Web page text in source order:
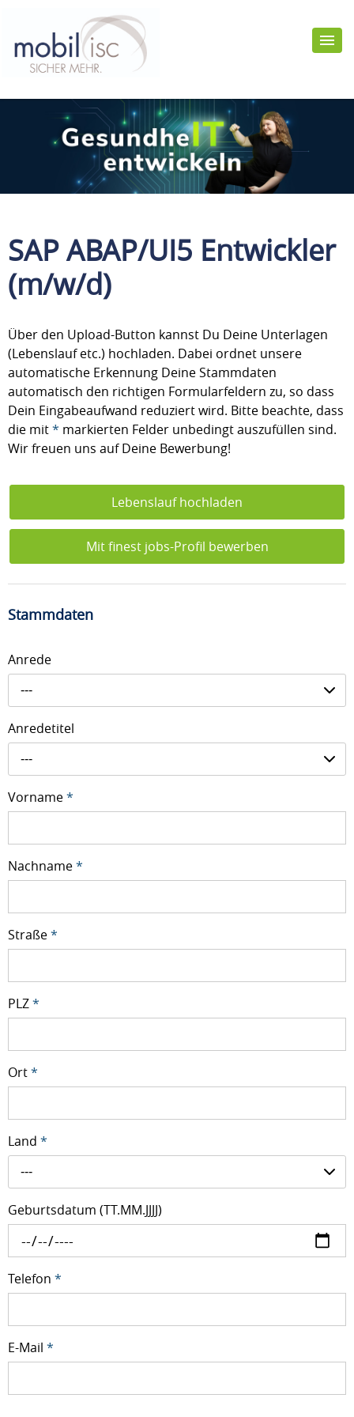
SAP ABAP/UI5 Entwickler
(m/w/d)
Über den Upload-Button kannst Du Deine Unterlagen
(Lebenslauf etc.) hochladen. Dabei ordnet unsere
automatische Erkennung Deine Stammdaten
automatisch den richtigen Formularfeldern zu, so dass
Dein Eingabeaufwand reduziert wird. Bitte beachte, dass
die mit* markierten Felder unbedingt auszufüllen sind.
Wir freuen uns auf Deine Bewerbung!
Lebenslauf hochladen
Mit finest jobs-Profil bewerben
Stammdaten
Anrede
---
Anredetitel
---
Vorname*
Nachname*
Straße*
PLZ*
Ort*
Land *
---
Geburtsdatum (TT.MM.JJJJ)
Telefon *
E-Mail *